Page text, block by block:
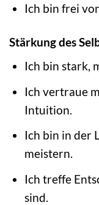
Ich bin frei
Stärkung des
Ich bin stark,
Ich vertraue
Intuition.
Ich bin in der
meistern.
Ich treffe
sind.